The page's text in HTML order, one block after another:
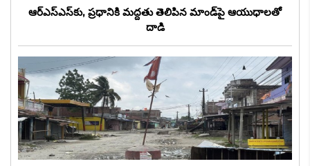
ఆర్‌ఎస్‌ఎస్‌కు, ప్రధానికి మద్దతు తెలిపిన మాండ్‌పై ఆయుధాలతో
దాడి